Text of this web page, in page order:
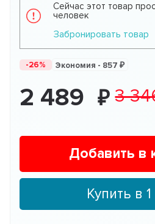
Сейчас этот товар
человек
Забронировать товар
-26% Экономия - 857
2 489 3
Добавить в
Купить в